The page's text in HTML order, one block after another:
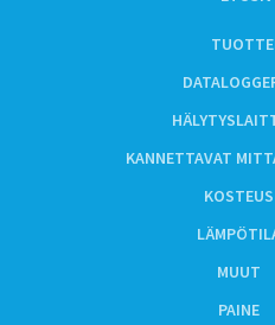
KANNETTAVAT
KOSTEUS
MUUT
PAINE